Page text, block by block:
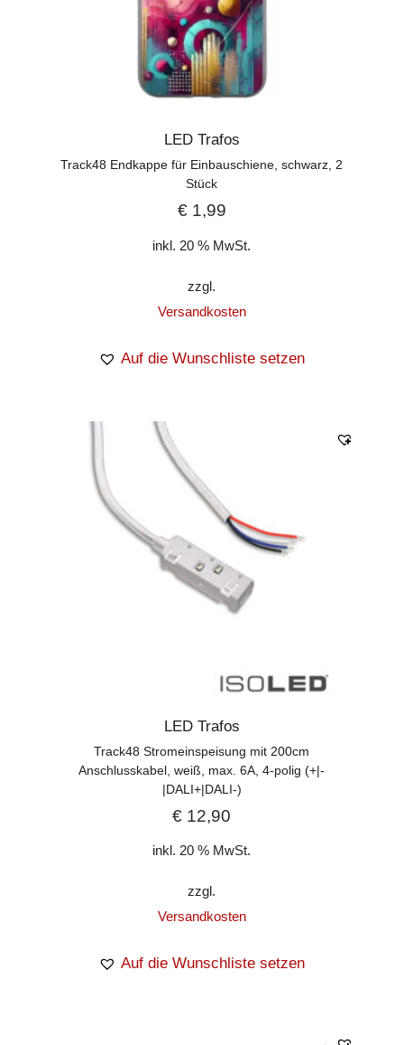
LED Trafos
Track48 Endkappe für Einbauschiene, schwarz, 2
Stück
€1,99
inkl. 20 % MwSt.
zzgl.
Versandkosten
Auf die Wunschliste setzen
LED Trafos
Track48 Stromeinspeisung mit 200cm
Anschlusskabel, weiß, max. 6A, 4-polig (+|-
|DALI+|DALI-)
€ 12,90
inkl. 20 % MwSt.
zzgl.
Versandkosten
Auf die Wunschliste setzen